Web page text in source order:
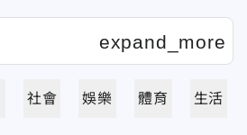
社會 娛樂 體育 生活